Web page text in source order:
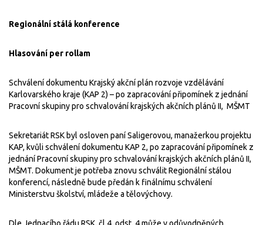
Regionální stálá konference
Hlasování per rollam
Schválení dokumentu Krajský akční plán rozvoje vzdělávání
Karlovarského kraje (KAP 2) – po zapracování připomínek z jednání
Pracovní skupiny pro schvalování krajských akčních plánů II, MŠMT
Sekretariát RSK byl osloven paní Saligerovou, manažerkou projektu
KAP, kvůli schválení dokumentu KAP 2, po zapracování připomínek z
jednání Pracovní skupiny pro schvalování krajských akčních plánů II,
MŠMT. Dokument je potřeba znovu schválit Regionální stálou
konferencí, následně bude předán k finálnímu schválení
Ministerstvu školství, mládeže a tělovýchovy.